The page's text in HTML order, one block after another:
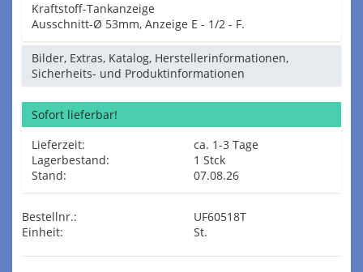
Kraftstoff-Tankanzeige
Ausschnitt-Ø 53mm, Anzeige E - 1/2 - F.
Bilder, Extras, Katalog, Herstellerinformationen,
Sicherheits- und Produktinformationen
Sofort lieferbar!
Lieferzeit:
ca. 1-3 Tage
Lagerbestand:
1 Stck
Stand:
07.08.26
Bestellnr.:
UF60518T
Einheit:
St.